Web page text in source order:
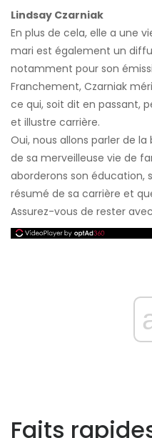
Lindsay Czarniak
En plus de cela, elle a une
mari est également un
notamment pour son
Franchement, Czarniak
ce qui, soit dit en passant,
et illustre carrière.
Oui, nous allons parler de
de sa merveilleuse vie de
aborderons son éducation,
résumé de sa carrière et
Assurez-vous de rester
Faits